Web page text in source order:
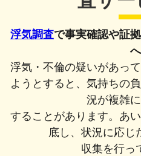
浮気調査で事実確認や証
へ
浮気・不倫の疑いがあっ
ようとすると、気持ちの
況が複雑
することがあります。 あ
底し、状況に応じ
収集を行っ